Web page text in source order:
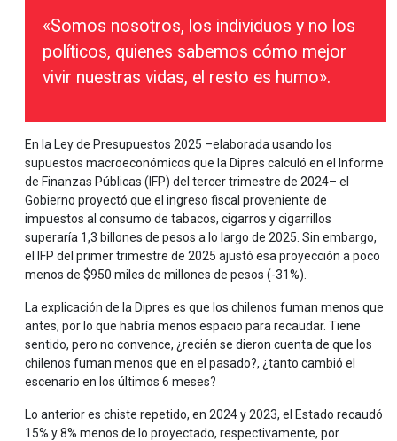
«Somos nosotros, los individuos y no los
políticos, quienes sabemos cómo mejor
vivir nuestras vidas, el resto es humo».
En la Ley de Presupuestos 2025 –elaborada usando los
supuestos macroeconómicos que la Dipres calculó en el Informe
de Finanzas Públicas (IFP) del tercer trimestre de 2024– el
Gobierno proyectó que el ingreso fiscal proveniente de
impuestos al consumo de tabacos, cigarros y cigarrillos
superaría 1,3 billones de pesos a lo largo de 2025. Sin embargo,
el IFP del primer trimestre de 2025 ajustó esa proyección a poco
menos de $950 miles de millones de pesos (-31%).
La explicación de la Dipres es que los chilenos fuman menos que
antes, por lo que habría menos espacio para recaudar. Tiene
sentido, pero no convence, ¿recién se dieron cuenta de que los
chilenos fuman menos que en el pasado?, ¿tanto cambió el
escenario en los últimos 6 meses?
Lo anterior es chiste repetido, en 2024 y 2023, el Estado recaudó
15% y 8% menos de lo proyectado, respectivamente, por